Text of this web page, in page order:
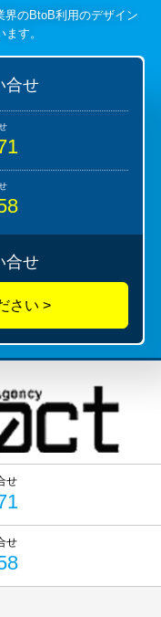
界のBtoB利用のデザイン
す。
合せ
合せ